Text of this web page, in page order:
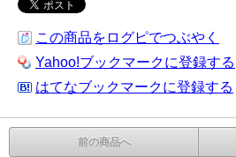
この商品をログピでつぶやく
Yahoo!ブックマークに登録する
はてなブックマークに登録する
前の商品へ